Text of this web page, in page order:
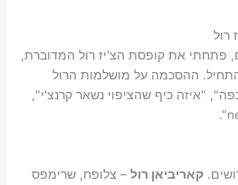
רול
פתחתי את קופסת הצ'יז רול המדוברת,
התחיל. ההסכמה על מושלמות הרול
"איזה כיף שהציפוי נשאר קרנצ'י",
קאריביאן רול – צלופח, שרימפס